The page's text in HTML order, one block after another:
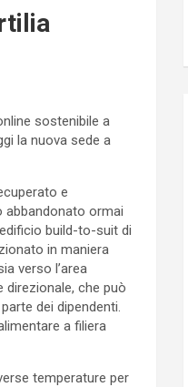
sostenibile a
la nuova sede a
e
abbandonato ormai
build-to-suit di
in maniera
verso l’area
direzionale, che può
dei dipendenti.
a filiera
temperature per